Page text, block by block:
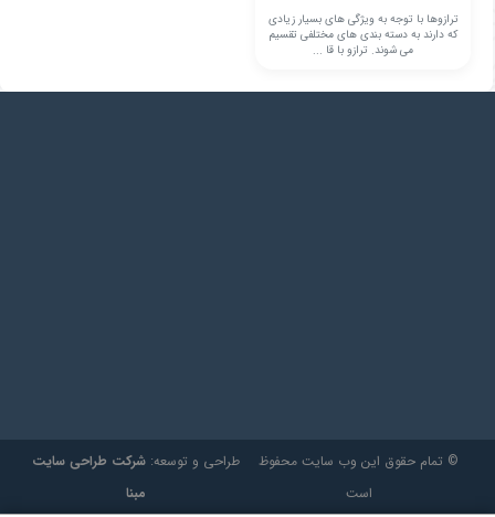
ترازوها با توجه به ویژگی های بسیار زیادی
که دارند به دسته بندی های مختلفی تقسیم
می شوند. ترازو با قا ...
© تمام حقوق این وب سایت محفوظ
است
طراحی و توسعه: شرکت طراحی سایت
مبنا